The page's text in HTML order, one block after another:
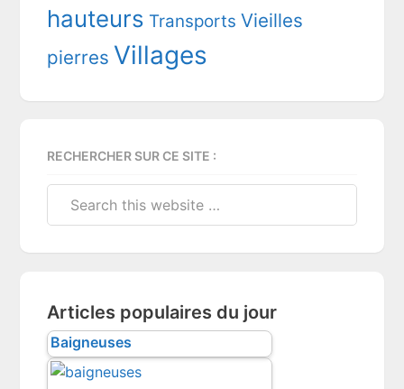
hauteurs Transports Vieilles
pierres Villages
RECHERCHER SUR CE SITE :
Articles populaires du jour
Baigneuses